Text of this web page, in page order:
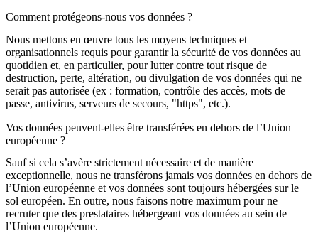
Comment protégeons-nous vos données ?
Nous mettons en œuvre tous les moyens techniques et
organisationnels requis pour garantir la sécurité de vos données au
quotidien et, en particulier, pour lutter contre tout risque de
destruction, perte, altération, ou divulgation de vos données qui ne
serait pas autorisée (ex : formation, contrôle des accès, mots de
passe, antivirus, serveurs de secours, "https", etc.).
Vos données peuvent-elles être transférées en dehors de l’Union
européenne ?
Sauf si cela s’avère strictement nécessaire et de manière
exceptionnelle, nous ne transférons jamais vos données en dehors de
l’Union européenne et vos données sont toujours hébergées sur le
sol européen. En outre, nous faisons notre maximum pour ne
recruter que des prestataires hébergeant vos données au sein de
l’Union européenne.